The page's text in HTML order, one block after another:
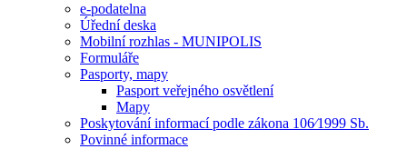
e-podatelna
Úřední deska
Mobilní rozhlas - MUNIPOLIS
Formuláře
Pasporty, mapy
Pasport veřejného osvětlení
Mapy
Poskytování informací podle zákona 106⁄1999 Sb.
Povinné informace